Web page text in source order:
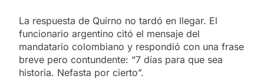
La respuesta de Quirno no tardó en llegar. El
funcionario argentino citó el mensaje del
mandatario colombiano y respondió con una frase
breve pero contundente: “7 días para que sea
historia. Nefasta por cierto”.